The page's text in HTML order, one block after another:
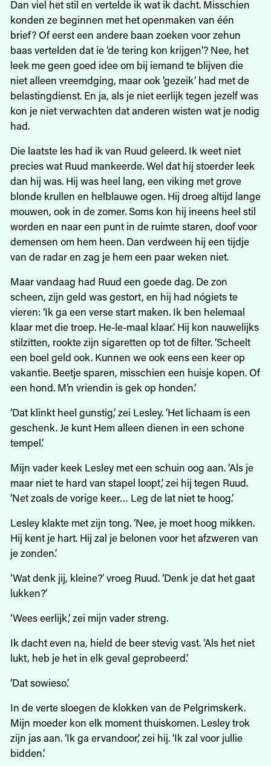
Dan viel het stil en vertelde ik wat ik dacht. Misschien
konden ze beginnen met het openmaken van één
brief? Of eerst een andere baan zoeken voor zehun
baas vertelden dat ie ‘de tering kon krijgen’? Nee, het
leek me geen goed idee om bij iemand te blijven die
niet alleen vreemdging, maar ook ‘gezeik’ had met de
belastingdienst. En ja, als je niet eerlijk tegen jezelf was
kon je niet verwachten dat anderen wisten wat je nodig
had.
Die laatste les had ik van Ruud geleerd. Ik weet niet
precies wat Ruud mankeerde. Wel dat hij stoerder leek
dan hij was. Hij was heel lang, een viking met grove
blonde krullen en helblauwe ogen. Hij droeg altijd lange
mouwen, ook in de zomer. Soms kon hij ineens heel stil
worden en naar een punt in de ruimte staren, doof voor
demensen om hem heen. Dan verdween hij een tijdje
van de radar en zag je hem een paar weken niet.
Maar vandaag had Ruud een goede dag. De zon
scheen, zijn geld was gestort, en hij had nógiets te
vieren: ‘Ik ga een verse start maken. Ik ben helemaal
klaar met die troep. He-le-maal klaar.’ Hij kon nauwelijks
stilzitten, rookte zijn sigaretten op tot de filter. ‘Scheelt
een boel geld ook. Kunnen we ook eens een keer op
vakantie. Beetje sparen, misschien een huisje kopen. Of
een hond. M’n vriendin is gek op honden.’
‘Dat klinkt heel gunstig,’ zei Lesley. ‘Het lichaam is een
geschenk. Je kunt Hem alleen dienen in een schone
tempel.’
Mijn vader keek Lesley met een schuin oog aan. ‘Als je
maar niet te hard van stapel loopt,’ zei hij tegen Ruud.
‘Net zoals de vorige keer… Leg de lat niet te hoog.’
Lesley klakte met zijn tong. ‘Nee, je moet hoog mikken.
Hij kent je hart. Hij zal je belonen voor het afzweren van
je zonden.’
‘Wat denk jij, kleine?’ vroeg Ruud. ‘Denk je dat het gaat
lukken?’
‘Wees eerlijk,’ zei mijn vader streng.
Ik dacht even na, hield de beer stevig vast. ‘Als het niet
lukt, heb je het in elk geval geprobeerd.’
‘Dat sowieso.’
In de verte sloegen de klokken van de Pelgrimskerk.
Mijn moeder kon elk moment thuiskomen. Lesley trok
zijn jas aan. ‘Ik ga ervandoor,’ zei hij. ‘Ik zal voor jullie
bidden.’